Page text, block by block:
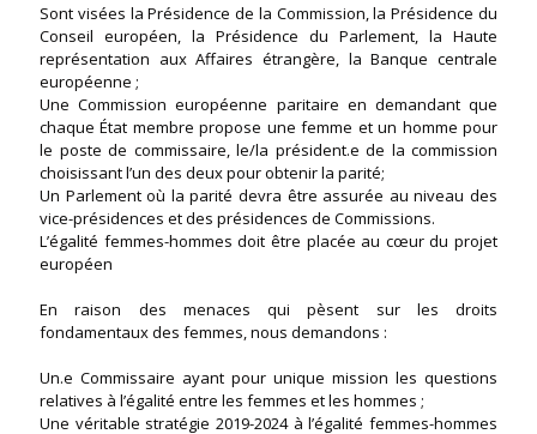
Sont visées la Présidence de la Commission, la Présidence du
Conseil européen, la Présidence du Parlement, la Haute
représentation aux Affaires étrangère, la Banque centrale
européenne ;
Une Commission européenne paritaire en demandant que
chaque État membre propose une femme et un homme pour
le poste de commissaire, le/la président.e de la commission
choisissant l’un des deux pour obtenir la parité;
Un Parlement où la parité devra être assurée au niveau des
vice-présidences et des présidences de Commissions.
L’égalité femmes-hommes doit être placée au cœur du projet
européen
En raison des menaces qui pèsent sur les droits
fondamentaux des femmes, nous demandons :
Un.e Commissaire ayant pour unique mission les questions
relatives à l’égalité entre les femmes et les hommes ;
Une véritable stratégie 2019-2024 à l’égalité femmes-hommes